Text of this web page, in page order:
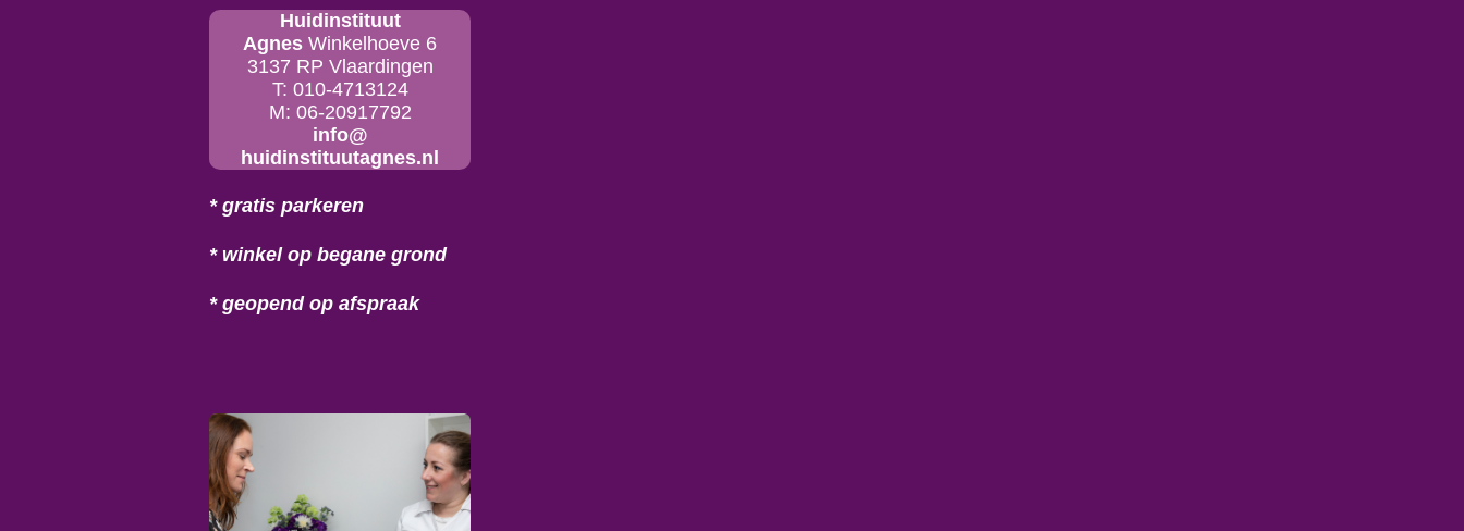
Huidinstituut
Agnes Winkelhoeve 6
3137 RP Vlaardingen
T: 010-4713124
M: 06-20917792
info@
huidinstituutagnes.nl
* gratis parkeren
* winkel op begane grond
* geopend op afspraak